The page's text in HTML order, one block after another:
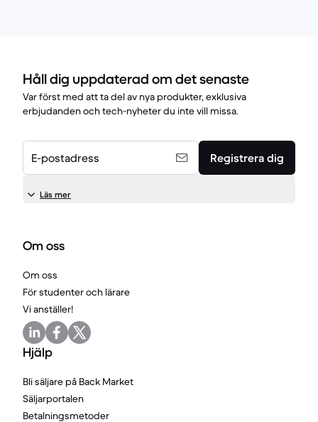
Håll dig uppdaterad om det senaste
Var först med att ta del av nya produkter, exklusiva
erbjudanden och tech-nyheter du inte vill missa.
E-postadress Registrera dig
Läs mer
Om oss
Om oss
För studenter och lärare
Vi anställer!
Hjälp
Bli säljare på Back Market
Säljarportalen
Betalningsmetoder